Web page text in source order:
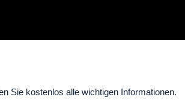
Sie kostenlos alle wichtigen Informationen.